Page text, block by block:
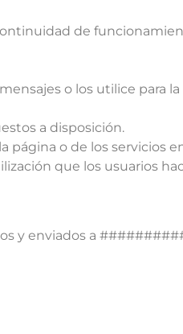
de
o los utilice para
a disposición.
página o de los servicios
que los usuarios
y enviados a